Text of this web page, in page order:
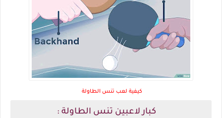
كيفية لعب تنس الطاولة
كبار لاعبين تنس الطاولة :